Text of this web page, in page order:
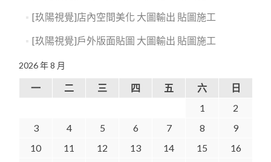
[玖陽視覺]店內空間美化 大圖輸出 貼圖施工
[玖陽視覺]戶外版面貼圖 大圖輸出 貼圖施工
2026 年 8 月
一 二 三 四 五 六
日
1
2
3
4 5 6 7 8
9
10
11 12 13 14 15
16